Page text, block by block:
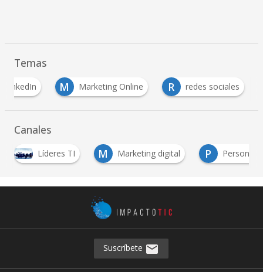
Temas
LinkedIn M Marketing Online R redes sociales
Canales
M
Marketing digital P Personas S Sector TI
Suscríbete